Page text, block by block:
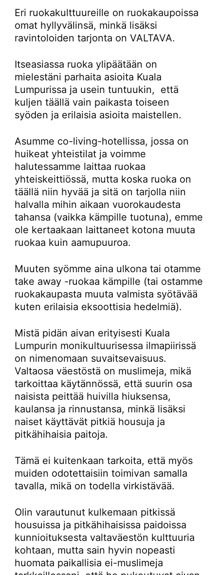
Eri ruokakulttuureille on ruokakaupoissa
omat hyllyvälinsä, minkä lisäksi
ravintoloiden tarjonta on VALTAVA.
Itseasiassa ruoka ylipäätään on
mielestäni parhaita asioita Kuala
Lumpurissa ja usein tuntuukin, että
kuljen täällä vain paikasta toiseen
syöden ja erilaisia asioita maistellen.
Asumme co-living-hotellissa, jossa on
huikeat yhteistilat ja voimme
halutessamme laittaa ruokaa
yhteiskeittiössä, mutta koska ruoka on
täällä niin hyvää ja sitä on tarjolla niin
halvalla mihin aikaan vuorokaudesta
tahansa (vaikka kämpille tuotuna), emme
ole kertaakaan laittaneet kotona muuta
ruokaa kuin aamupuuroa.
Muuten syömme aina ulkona tai otamme
take away -ruokaa kämpille (tai ostamme
ruokakaupasta muuta valmista syötävää
kuten erilaisia eksoottisia hedelmiä).
Mistä pidän aivan erityisesti Kuala
Lumpurin monikultuurisessa ilmapiirissä
on nimenomaan suvaitsevaisuus.
Valtaosa väestöstä on muslimeja, mikä
tarkoittaa käytännössä, että suurin osa
naisista peittää huivilla hiuksensa,
kaulansa ja rinnustansa, minkä lisäksi
naiset käyttävät pitkiä housuja ja
pitkähihaisia paitoja.
Tämä ei kuitenkaan tarkoita, että myös
muiden odotettaisiin toimivan samalla
tavalla, mikä on todella virkistävää.
Olin varautunut kulkemaan pitkissä
housuissa ja pitkähihaisissa paidoissa
kunnioituksesta valtaväestön kulttuuria
kohtaan, mutta sain hyvin nopeasti
huomata paikallisia ei-muslimeja